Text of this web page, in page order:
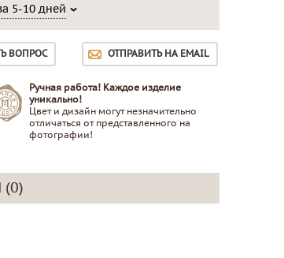
5-10 дней
ВОПРОС ОТПРАВИТЬ НА EMAIL
Ручная работа! Каждое изделие
уникально!
Цвет и дизайн могут незначительно
отличаться от представленного на
фотографии!